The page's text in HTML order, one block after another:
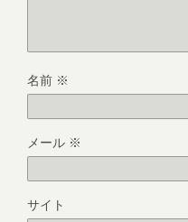
名前 ※
メール ※
サイト